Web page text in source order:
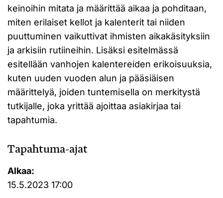
keinoihin mitata ja määrittää aikaa ja pohditaan,
miten erilaiset kellot ja kalenterit tai niiden
puuttuminen vaikuttivat ihmisten aikakäsityksiin
ja arkisiin rutiineihin. Lisäksi esitelmässä
esitellään vanhojen kalentereiden erikoisuuksia,
kuten uuden vuoden alun ja pääsiäisen
määrittelyä, joiden tuntemisella on merkitystä
tutkijalle, joka yrittää ajoittaa asiakirjaa tai
tapahtumia.
Tapahtuma-ajat
Alkaa:
15.5.2023 17:00